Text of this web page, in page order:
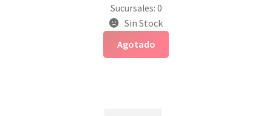
Sucursales: 0
Sin Stock
Agotado